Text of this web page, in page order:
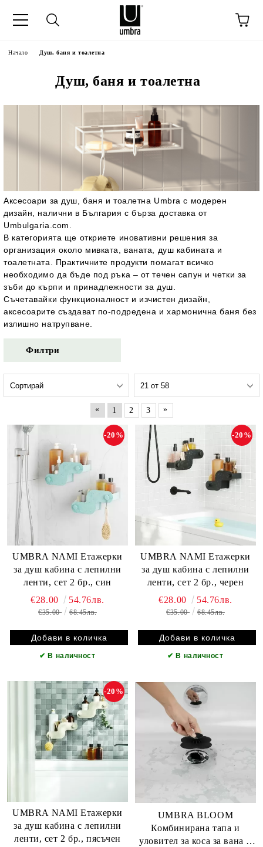
Начало Душ, баня и тоалетна
Душ, баня и тоалетна
Аксесоари за душ, баня и тоалетна Umbra с модерен
дизайн, налични в България с бърза доставка от
Umbulgaria.com.
В категорията ще откриете иновативни решения за
организация около мивката, ваната, душ кабината и
тоалетната. Практичните продукти помагат всичко
необходимо да бъде под ръка – от течен сапун и четки за
зъби до кърпи и принадлежности за душ.
Съчетавайки функционалност и изчистен дизайн,
аксесоарите създават по-подредена и хармонична баня без
излишно натрупване.
Филтри
« 1 2 3 »
UMBRA NAMI Етажерки
за душ кабина с лепилни
ленти, сет 2 бр., син
-20%
€28.00 54.76лв.
€35.00 68.45лв.
✔ В наличност
UMBRA NAMI Етажерки
за душ кабина с лепилни
ленти, сет 2 бр., черен
-20%
€28.00 54.76лв.
€35.00 68.45лв.
✔ В наличност
UMBRA NAMI Етажерки
за душ кабина с лепилни
ленти, сет 2 бр., пясъчен
-20%
UMBRA BLOOM
Комбинирана тапа и
уловител за коса за вана и